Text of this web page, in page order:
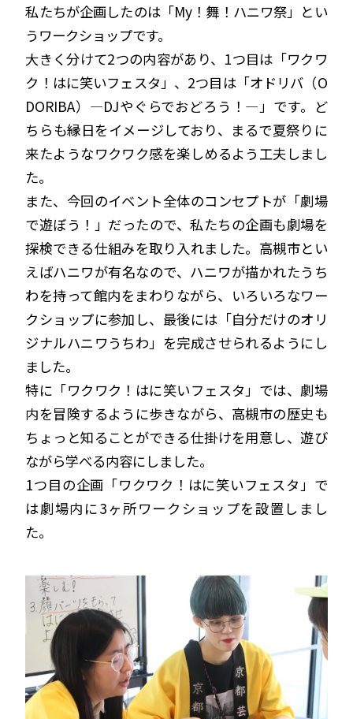
私たちが企画したのは「My！舞！ハニワ祭」とい
うワークショップです。
大きく分けて2つの内容があり、1つ目は「ワクワ
ク！はに笑いフェスタ」、2つ目は「オドリバ（O
DORIBA）—DJやぐらでおどろう！—」です。ど
ちらも縁日をイメージしており、まるで夏祭りに
来たようなワクワク感を楽しめるよう工夫しまし
た。
また、今回のイベント全体のコンセプトが「劇場
で遊ぼう！」だったので、私たちの企画も劇場を
探検できる仕組みを取り入れました。高槻市とい
えばハニワが有名なので、ハニワが描かれたうち
わを持って館内をまわりながら、いろいろなワー
クショップに参加し、最後には「自分だけのオリ
ジナルハニワうちわ」を完成させられるようにし
ました。
特に「ワクワク！はに笑いフェスタ」では、劇場
内を冒険するように歩きながら、高槻市の歴史も
ちょっと知ることができる仕掛けを用意し、遊び
ながら学べる内容にしました。
1つ目の企画「ワクワク！はに笑いフェスタ」で
は劇場内に3ヶ所ワークショップを設置しまし
た。